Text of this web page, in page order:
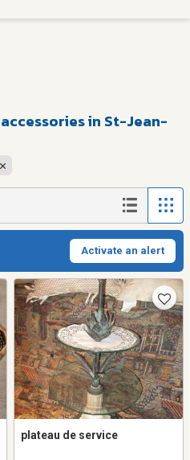
in St-Jean-
Activate an alert
plateau de service